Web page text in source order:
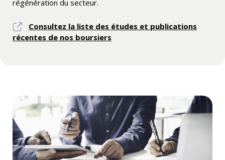
régénération du secteur.
Consultez la liste des études et publications
récentes de nos boursiers